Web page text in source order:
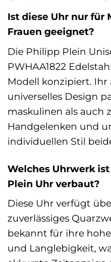
Ist diese Uhr nur für
Frauen geeignet?
Die Philipp Plein
PWHAA1822
Modell konzipiert.
universelles Design
maskulinen als auch
Handgelenken und
individuellen Stil
Welches Uhrwerk
Plein Uhr verbaut?
Diese Uhr verfügt
zuverlässiges
bekannt für ihre
und Langlebigkeit,